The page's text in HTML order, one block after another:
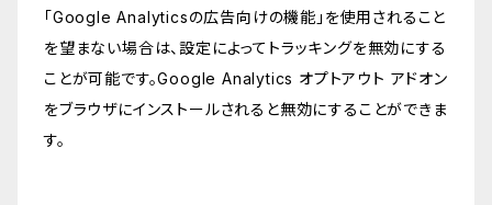
「Google Analyticsの広告向けの機能」を使用されること
を望まない場合は、設定によってトラッキングを無効にする
ことが可能です。Google Analytics オプトアウト アドオン
をブラウザにインストールされると無効にすることができま
す。